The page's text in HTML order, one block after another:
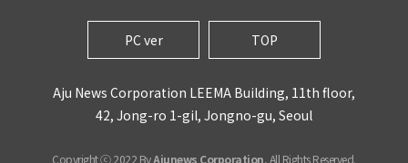
PC ver TOP
Aju News Corporation LEEMA Building, 11th floor,
42, Jong-ro 1-gil, Jongno-gu, Seoul
Copyright ⓒ 2022 ByAjunews Corporation, All Rights Reserved.